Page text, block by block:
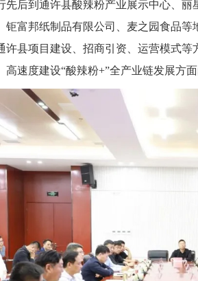
先后到通许县酸辣粉产业展示中心、
钜富邦纸制品有限公司、麦之园食品
许县项目建设、招商引资、运营模式
高速度建设“酸辣粉+”全产业链发展方